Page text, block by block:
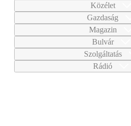
Közélet
Gazdaság
Magazin
Bulvár
Szolgáltatás
Rádió